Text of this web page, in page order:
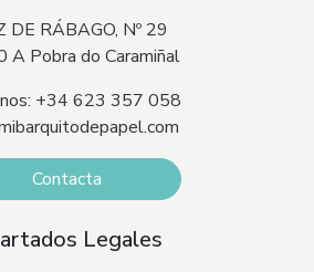
DE RÁBAGO, Nº 29
A Pobra do Caramiñal
+34 623 357 058
Contacta
Legales